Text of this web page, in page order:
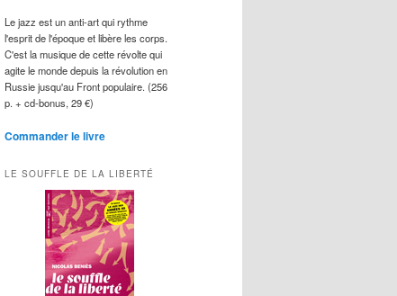
Le jazz est un anti-art qui rythme
l'esprit de l'époque et libère les corps.
C'est la musique de cette révolte qui
agite le monde depuis la révolution en
Russie jusqu'au Front populaire. (256
p. + cd-bonus, 29 €)
Commander le livre
LE SOUFFLE DE LA LIBERTÉ